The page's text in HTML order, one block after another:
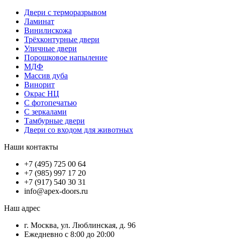
Двери с терморазрывом
Ламинат
Винилискожа
Трёхконтурные двери
Уличные двери
Порошковое напыление
МДФ
Массив дуба
Винорит
Окрас НЦ
С фотопечатью
С зеркалами
Тамбурные двери
Двери со входом для животных
Наши контакты
+7 (495) 725 00 64
+7 (985) 997 17 20
+7 (917) 540 30 31
info@apex-doors.ru
Наш адрес
г. Москва, ул. Люблинская, д. 96
Ежедневно с 8:00 до 20:00